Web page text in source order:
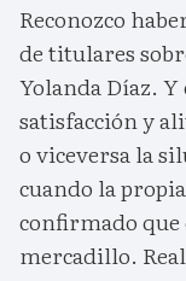
Reconozco
de titulares
Yolanda Díaz.
satisfacción y
o viceversa la
cuando la
confirmado que
mercadillo.